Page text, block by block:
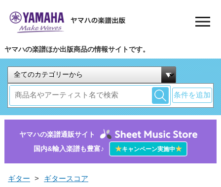
ヤマハの楽譜ほか出版商品の情報サイトです。
条件を追加
ヤマハの楽譜通販サイト
国内&輸入楽譜も豊富♪
★キャンペーン実施中★
ギター > ギタースコア